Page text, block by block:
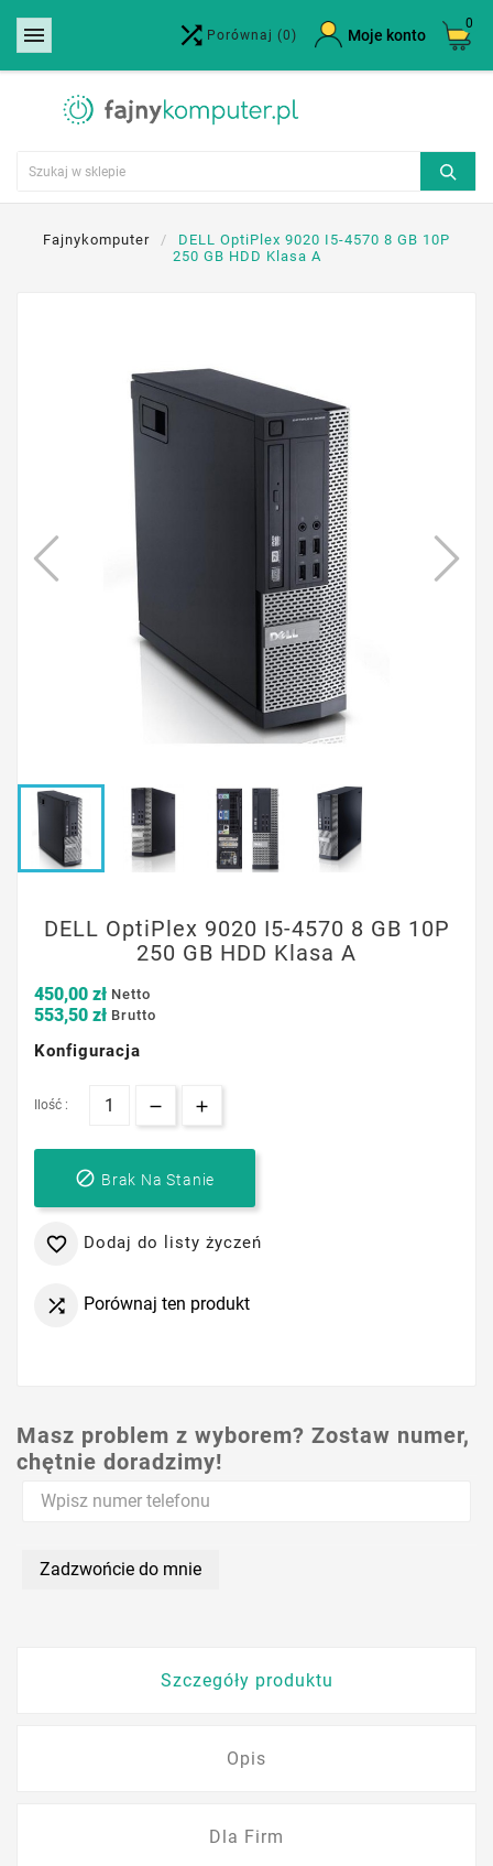
  Porównaj (0) Moje konto
0
Fajnykomputer
DELL OptiPlex 9020 I5-4570 8 GB 10P
250 GB HDD Klasa A
DELL OptiPlex 9020 I5-4570 8 GB 10P
250 GB HDD Klasa A
450,00 zł Netto
553,50 zł Brutto
Konfiguracja
Ilość :
 Brak Na Stanie
 Dodaj do listy życzeń
 Porównaj ten produkt
Masz problem z wyborem? Zostaw numer,
chętnie doradzimy!
Zadzwońcie do mnie
Szczegóły produktu
Opis
Dla Firm
Utwórz listę życzeń ×
Nazwa listy życzeń
Anuluj Utwórz listę życzeń